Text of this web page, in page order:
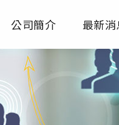
公司簡介 最新消